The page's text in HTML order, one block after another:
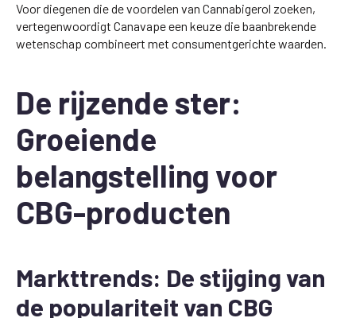
Voor diegenen die de voordelen van Cannabigerol zoeken,
vertegenwoordigt Canavape een keuze die baanbrekende
wetenschap combineert met consumentgerichte waarden.
De rijzende ster:
Groeiende
belangstelling voor
CBG-producten
Markttrends: De stijging van
de populariteit van CBG